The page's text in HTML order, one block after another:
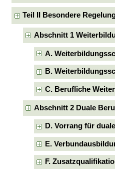
Teil II Besondere
Abschnitt 1
A.
B.
C. Berufliche
Abschnitt 2 Duale
D. Vorrang für
E.
F.